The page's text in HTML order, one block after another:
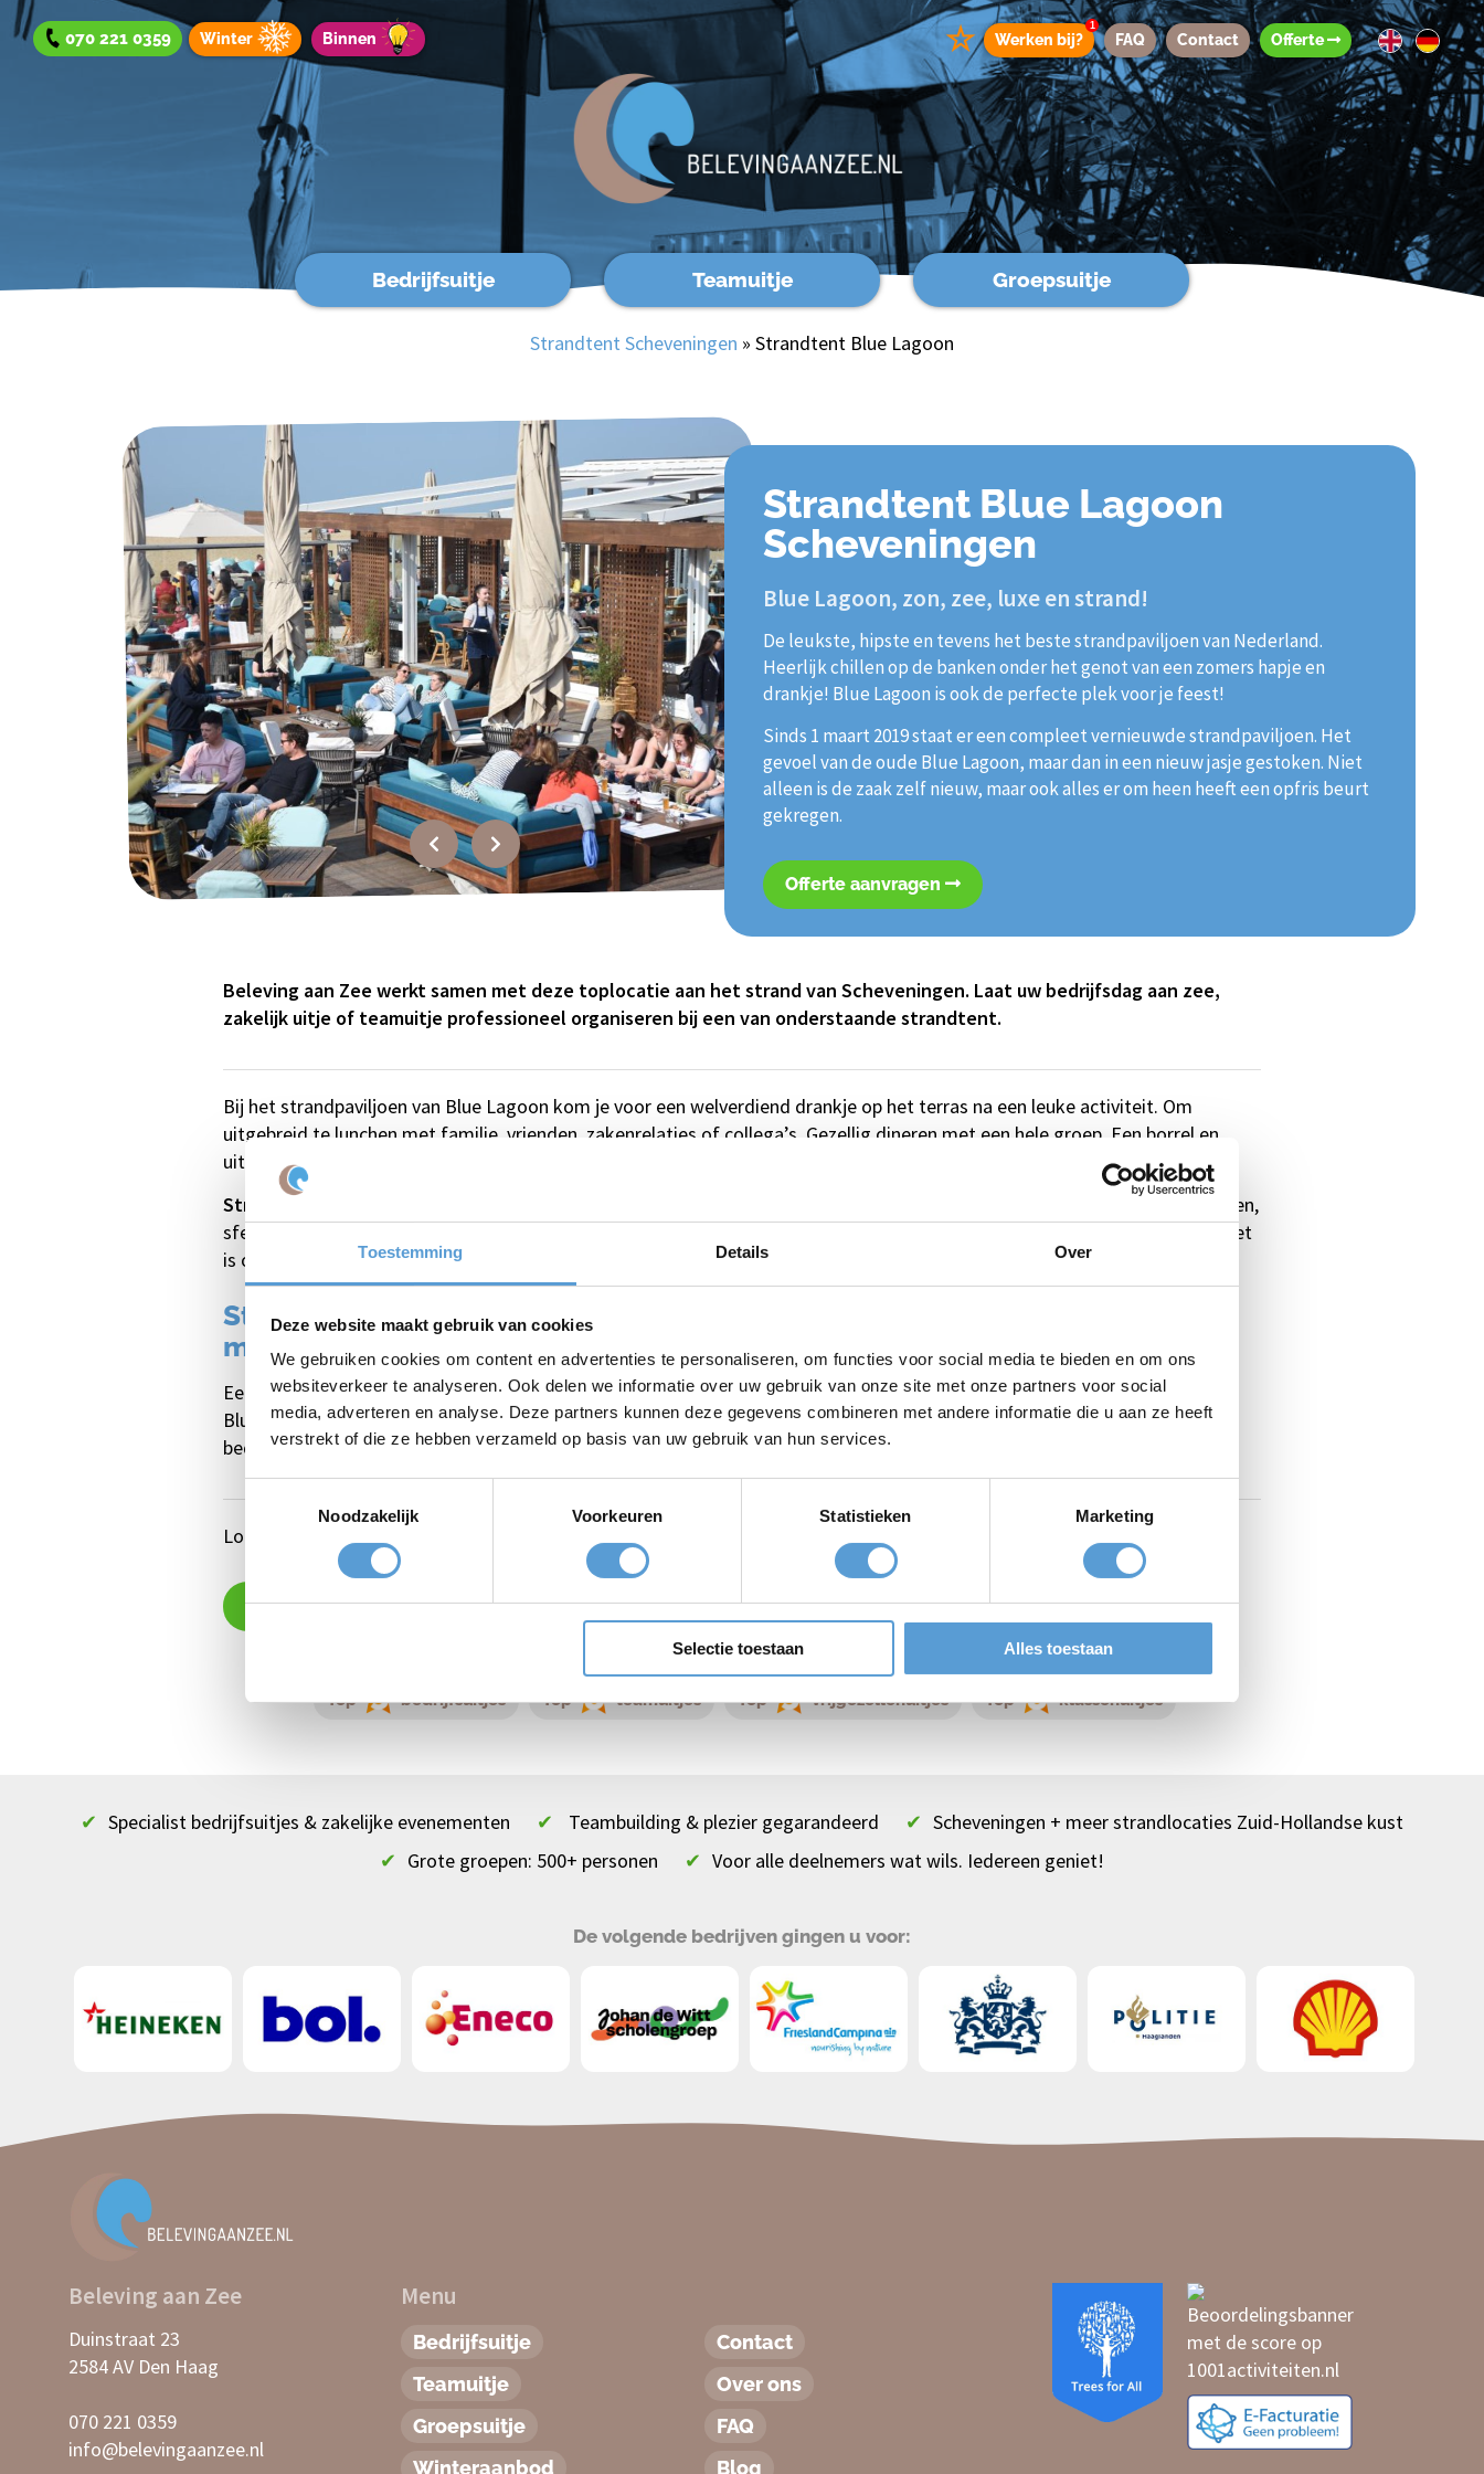
Toestemming Details Over
Deze website maakt gebruik van cookies
We gebruiken cookies om content en advertenties te personaliseren, om functies voor social media te bieden en om ons
websiteverkeer te analyseren. Ook delen we informatie over uw gebruik van onze site met onze partners voor social
media, adverteren en analyse. Deze partners kunnen deze gegevens combineren met andere informatie die u aan ze heeft
verstrekt of die ze hebben verzameld op basis van uw gebruik van hun services.
Noodzakelijk
Voorkeuren Statistieken Marketing
Selectie toestaan Alles toestaan
070 221 0359 ☆ Werken bij?
1
FAQ Contact Offerte
Winter Binnen
Bedrijfsuitje Teamuitje Groepsuitje
Aanbod binnen
bedrijfsuitjes
Strandtent Scheveningen » Strandtent Blue Lagoon
Strandtent Blue Lagoon
Scheveningen
Blue Lagoon, zon, zee, luxe en strand!
De leukste, hipste en tevens het beste strandpaviljoen van Nederland.
Heerlijk chillen op de banken onder het genot van een zomers hapje en
drankje! Blue Lagoon is ook de perfecte plek voor je feest!
Sinds 1 maart 2019 staat er een compleet vernieuwde strandpaviljoen. Het
gevoel van de oude Blue Lagoon, maar dan in een nieuw jasje gestoken. Niet
alleen is de zaak zelf nieuw, maar ook alles er om heen heeft een opfris beurt
gekregen.
Offerte aanvragen
Beleving aan Zee werkt samen met deze toplocatie aan het strand van Scheveningen. Laat uw bedrijfsdag aan zee,
zakelijk uitje of teamuitje professioneel organiseren bij een van onderstaande strandtent.
Bij het strandpaviljoen van Blue Lagoon kom je voor een welverdiend drankje op het terras na een leuke activiteit. Om
uitgebreid te lunchen met familie, vrienden, zakenrelaties of collega’s. Gezellig dineren met een hele groep. Een borrel en
uitzicht op de golven de dag afsluiten. Bij Strandpaviljoen Blue Lagoon is het uitgebreid genieten!
Strandclub Blue Lagoon biedt comfort
, luxe en een zee aan mogelijkheden. Een toplocatie aan het strand van Scheveningen,
sfeervolle ambiance en met zorg bereide gerechten. Dat alles maakt van Blue Lagoon niet zomaar een strandrestaurant. Het
is ook de ideale locatie voor een bedrijfsfeest, evenement, workshop of andere gelegenheid.
Strandpaviljoen Blue Lagoon biedt comfort, luxe en een zee aan
mogelijkheden
Een toplocatie aan het strand van Scheveningen, sfeervolle ambiance en met zorg bereide gerechten. Dat alles maakt van
Blue Lagoon niet zomaar een strandrestaurant. Ook is Strandpaviljoen Blue Lagoon is al 40 jaar gespecialiseerd in
bedrijfsfeesten, bruiloft en of andere gelegenheden. Of wat dacht u van de vele evenementen en workshops?
Locatie: Strandclub Blue Lagoon, Strandweg 25-27, 2586 JK Den Haag
Offerte aanvragen
Top bedrijfsuitjes Top teamuitjes Top vrijgezellenuitjes Top klassenuitjes
✔ Specialist bedrijfsuitjes & zakelijke evenementen ✔ Teambuilding & plezier gegarandeerd ✔ Scheveningen + meer strandlocaties Zuid-Hollandse kust
✔ Grote groepen: 500+ personen ✔ Voor alle deelnemers wat wils. Iedereen geniet!
De volgende bedrijven gingen u voor:
Beleving aan Zee
Duinstraat 23
2584 AV Den Haag
070 221 0359
info@belevingaanzee.nl
Menu
Bedrijfsuitje
Teamuitje
Groepsuitje
Winteraanbod
Contact
Over ons
FAQ
Blog